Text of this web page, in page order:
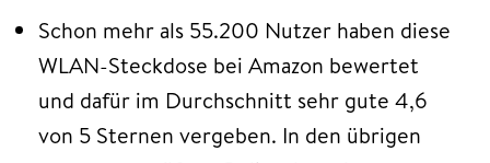
Schon mehr als 55.200 Nutzer haben diese
WLAN-Steckdose bei Amazon bewertet
und dafür im Durchschnitt sehr gute 4,6
von 5 Sternen vergeben. In den übrigen